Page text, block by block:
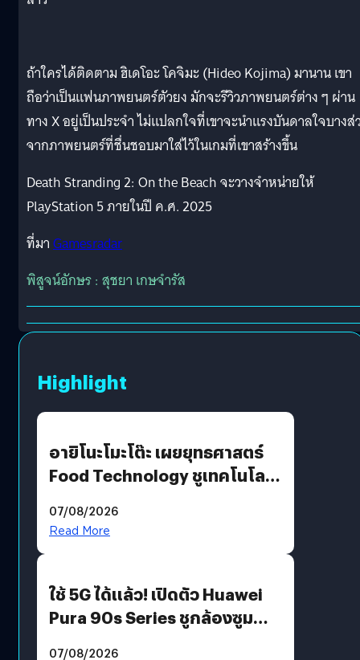
ถ้าใครได้ติดตาม ฮิเดโอะ โคจิมะ (Hideo Kojima) มานาน เขา
ถือว่าเป็นแฟนภาพยนตร์ตัวยง มักจะรีวิวภาพยนตร์ต่าง ๆ ผ่าน
ทาง X อยู่เป็นประจำ ไม่แปลกใจที่เขาจะนำแรงบันดาลใจบางส่
จากภาพยนตร์ที่ชื่นชอบมาใส่ไว้ในเกมที่เขาสร้างขึ้น
Death Stranding 2: On the Beach จะวางจำหน่ายให้
PlayStation 5 ภายในปี ค.ศ. 2025
ที่มาGamesradar
พิสูจน์อักษร : สุชยา เกษจำรัส
Highlight
อายิโนะโมะโต๊ะ เผยยุทธศาสตร์
Food Technology ชูเทคโนโลยี
บริโภคและ B2B
07/08/2026
Read More
ใช้ 5G ได้แล้ว! เปิดตัว Huawei
Pura 90s Series ชูกล้องซูม
07/08/2026